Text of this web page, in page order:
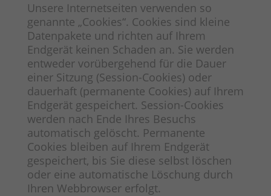
Unsere Internetseiten verwenden so
genannte „Cookies“. Cookies sind kleine
Datenpakete und richten auf Ihrem
Endgerät keinen Schaden an. Sie werden
entweder vorübergehend für die Dauer
einer Sitzung (Session-Cookies) oder
dauerhaft (permanente Cookies) auf Ihrem
Endgerät gespeichert. Session-Cookies
werden nach Ende Ihres Besuchs
automatisch gelöscht. Permanente
Cookies bleiben auf Ihrem Endgerät
gespeichert, bis Sie diese selbst löschen
oder eine automatische Löschung durch
Ihren Webbrowser erfolgt.